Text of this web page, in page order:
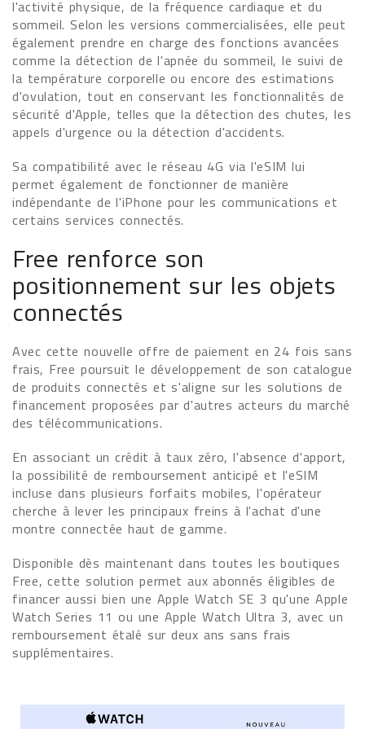
l'activité physique, de la fréquence cardiaque et du
sommeil. Selon les versions commercialisées, elle peut
également prendre en charge des fonctions avancées
comme la détection de l'apnée du sommeil, le suivi de
la température corporelle ou encore des estimations
d'ovulation, tout en conservant les fonctionnalités de
sécurité d'Apple, telles que la détection des chutes, les
appels d'urgence ou la détection d'accidents.
Sa compatibilité avec le réseau 4G via l'eSIM lui
permet également de fonctionner de manière
indépendante de l'iPhone pour les communications et
certains services connectés.
Free renforce son
positionnement sur les objets
connectés
Avec cette nouvelle offre de paiement en 24 fois sans
frais, Free poursuit le développement de son catalogue
de produits connectés et s'aligne sur les solutions de
financement proposées par d'autres acteurs du marché
des télécommunications.
En associant un crédit à taux zéro, l'absence d'apport,
la possibilité de remboursement anticipé et l'eSIM
incluse dans plusieurs forfaits mobiles, l'opérateur
cherche à lever les principaux freins à l'achat d'une
montre connectée haut de gamme.
Disponible dès maintenant dans toutes les boutiques
Free, cette solution permet aux abonnés éligibles de
financer aussi bien une Apple Watch SE 3 qu'une Apple
Watch Series 11 ou une Apple Watch Ultra 3, avec un
remboursement étalé sur deux ans sans frais
supplémentaires.